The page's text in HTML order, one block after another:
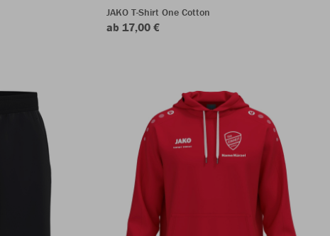
JAKO T-Shirt One Cotton
ab 17,00 €